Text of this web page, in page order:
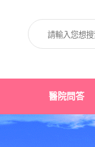
醫院問答